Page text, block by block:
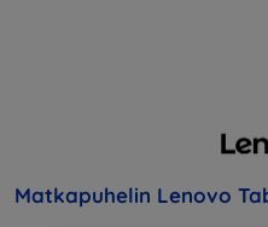
Matkapuhelin Lenovo